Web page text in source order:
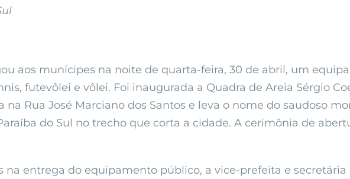
aos munícipes na noite de quarta-feira, 30 de abril, um
futevôlei e vôlei. Foi inaugurada a Quadra de Areia Sérgio
na Rua José Marciano dos Santos e leva o nome do saudoso
do Sul no trecho que corta a cidade. A cerimônia de
na entrega do equipamento público, a vice-prefeita e secretária